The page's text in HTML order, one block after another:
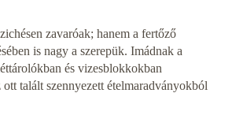
zavaróak; hanem a fertőző
is nagy a szerepük. Imádnak a
és vizesblokkokban
talált szennyezett ételmaradványokból